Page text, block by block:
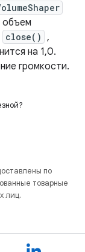
объем
close() ,
на 1,0.
громкости.
по
товарные
лиц.